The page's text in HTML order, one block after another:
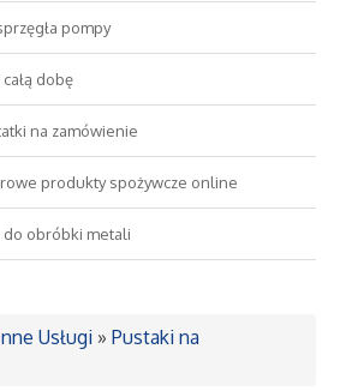
Drzwi i Okna
Działki
Mieszkania
Wykształcenie
Edukacyjne
pompy
dobę
na zamówienie
produkty spożywcze online
do obróbki metali
Usługi » Pustaki na